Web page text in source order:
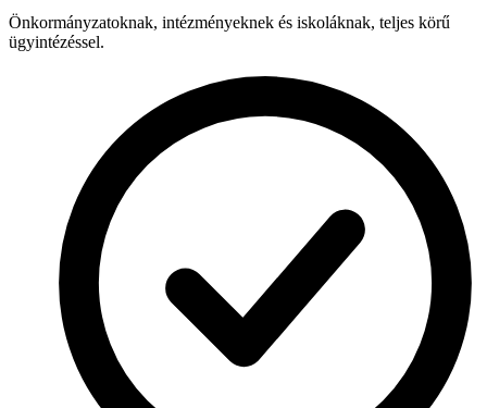
Önkormányzatoknak, intézményeknek és iskoláknak, teljes körű
ügyintézéssel.